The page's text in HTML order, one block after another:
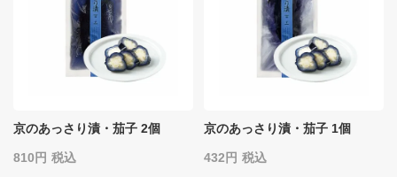
京のあっさり漬・茄子 2個
810 税込
京のあっさり漬・茄子 1個
432 税込